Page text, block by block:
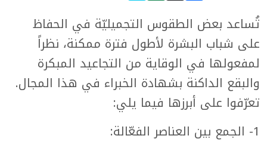
تُساعد بعض الطقوس التجميليّة في الحفاظ
على شباب البشرة لأطول فترة ممكنة، نظراً
لمفعولها في الوقاية من التجاعيد المبكرة
والبقع الداكنة بشهادة الخبراء في هذا المجال.
تعرّفوا على أبرزها فيما يلي:
1- الجمع بين العناصر الفعّالة: